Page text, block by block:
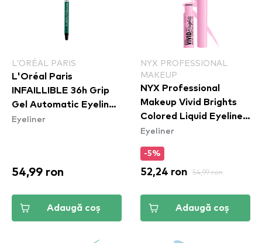
L’ORÉAL PARIS
L'Oréal Paris
INFAILLIBLE 36h Grip
Gel Automatic Eyeliner
- Emerald Green
Eyeliner
54,99 ron
Adaugă coș
NYX PROFESSIONAL
MAKEUP
NYX Professional
Makeup Vivid Brights
Colored Liquid Eyeliner
- Sneaky Pink (VBLL09)
Eyeliner
-5%
52,24 ron 54,99 ron
Adaugă coș